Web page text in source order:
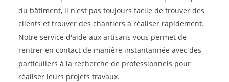
du bâtiment, il n'est pas toujours facile de trouver des
clients et trouver des chantiers à réaliser rapidement.
Notre service d'aide aux artisans vous permet de
rentrer en contact de manière instantannée avec des
particuliers à la recherche de professionnels pour
réaliser leurs projets travaux.